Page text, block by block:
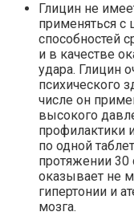
Глицин не
применяться с
способностей
и в качестве
удара. Глицин
психического
числе он
высокого
профилактики
по одной
протяжении 30
оказывает не
гипертонии и
мозга.